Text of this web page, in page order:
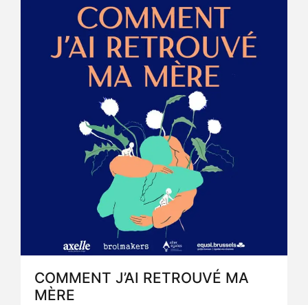
COMMENT J’AI RETROUVÉ MA
MÈRE